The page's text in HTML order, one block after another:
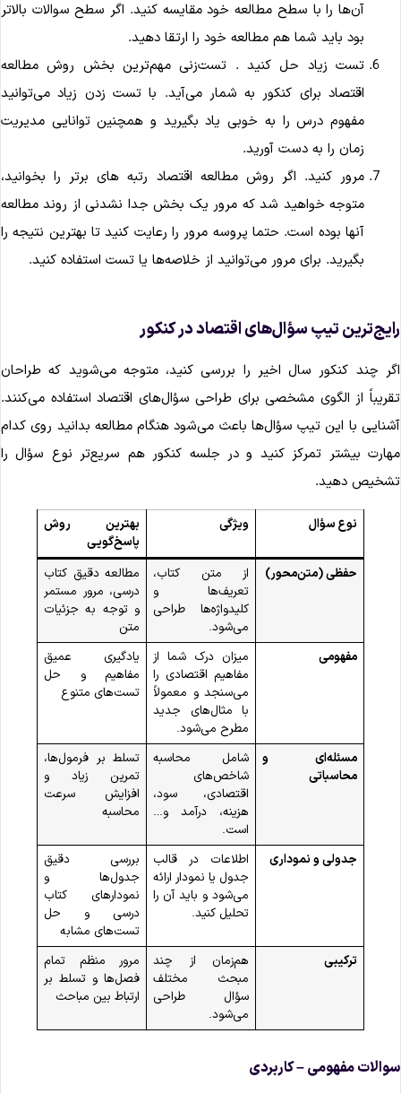
آن‌ها را با سطح مطالعه خود مقایسه کنید. اگر سطح سوالات بالاتر
بود باید شما هم مطالعه خود را ارتقا دهید.
تست زیاد حل کنید . تست‌زنی مهم‌ترین بخش روش مطالعه
اقتصاد برای کنکور به شمار می‌آید. با تست زدن زیاد می‌توانید
مفهوم درس را به خوبی یاد بگیرید و همچنین توانایی مدیریت
زمان را به دست آورید.
مرور کنید. اگر روش مطالعه اقتصاد رتبه های برتر را بخوانید،
متوجه خواهید شد که مرور یک بخش جدا نشدنی از روند مطالعه
آنها بوده است. حتما پروسه مرور را رعایت کنید تا بهترین نتیجه را
بگیرید. برای مرور می‌توانید از خلاصه‌ها یا تست استفاده کنید.
تیپ سؤال‌های اقتصاد در کنکور
چند کنکور سال اخیر را بررسی کنید، متوجه می‌شوید که طراحان
از الگوی مشخصی برای طراحی سؤال‌های اقتصاد استفاده می‌کنند.
با این تیپ سؤال‌ها باعث می‌شود هنگام مطالعه بدانید روی کدام
بیشتر تمرکز کنید و در جلسه کنکور هم سریع‌تر نوع سؤال را
دهید.
نوع سؤال ویژگی
بهترین روش
پاسخ‌گویی
حفظی (متن‌محور)
از متن کتاب،
تعریف‌ها و
کلیدواژه‌ها طراحی
می‌شود.
مطالعه دقیق کتاب
درسی، مرور مستمر
و توجه به جزئیات
متن
مفهومی
میزان درک شما از
مفاهیم اقتصادی را
می‌سنجد و معمولاً
با مثال‌های جدید
مطرح می‌شود.
یادگیری عمیق
مفاهیم و حل
تست‌های متنوع
مسئله‌ای و
محاسباتی
شامل محاسبه
شاخص‌های
اقتصادی، سود،
هزینه، درآمد و…
است.
تسلط بر فرمول‌ها،
تمرین زیاد و
افزایش سرعت
محاسبه
جدولی و نموداری
اطلاعات در قالب
جدول یا نمودار ارائه
می‌شود و باید آن را
تحلیل کنید.
بررسی دقیق
جدول‌ها و
نمودارهای کتاب
درسی و حل
تست‌های مشابه
ترکیبی
هم‌زمان از چند
مبحث مختلف
سؤال طراحی
می‌شود.
مرور منظم تمام
فصل‌ها و تسلط بر
ارتباط بین مباحث
مفهومی – کاربردی